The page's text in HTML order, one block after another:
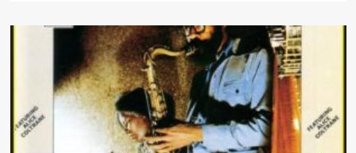
su
L’uomo
che
suonava
come
dieci
pianisti:
Earl
Hines